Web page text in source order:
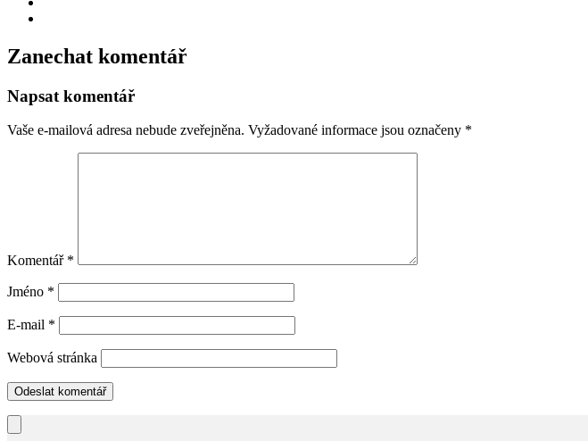
Zanechat komentář
Napsat komentář
Vaše e-mailová adresa nebude zveřejněna. Vyžadované informace jsou označeny *
Komentář *
Jméno *
E-mail *
Webová stránka